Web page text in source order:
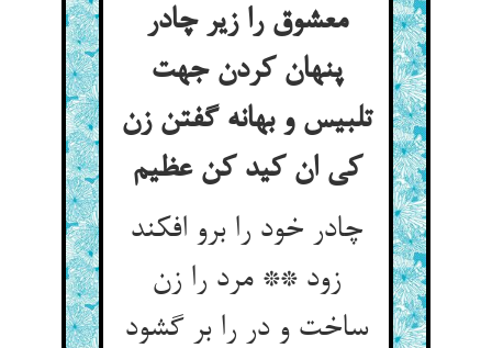
معشوق را زیر چادر
پنهان کردن جهت
تلبیس و بهانه گفتن زن
کی ان کید کن عظیم
چادر خود را برو افکند
زود ** مرد را زن
ساخت و در را بر گشود